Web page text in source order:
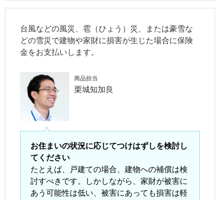
台風などの風災、雹（ひょう）災、または豪雪な
どの雪災で建物や家財に損害が生じた場合に保険
金をお支払いします。
商品担当
栗城知加良
お住まいの状況に応じてつけはずしを検討し
てください
たとえば、戸建ての場合、建物への補償は検
討すべきです。しかしながら、家財が被害に
あう可能性は低い、被害にあっても損害は軽